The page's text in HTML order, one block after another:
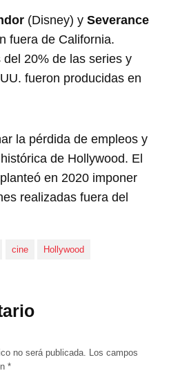
(Disney) ySeverance
fuera de California.
del 20% de las series y
fueron producidas en
la pérdida de empleos y
de Hollywood. El
planteó en 2020 imponer
realizadas fuera del
cine Hollywood
no será publicada. Los campos
*